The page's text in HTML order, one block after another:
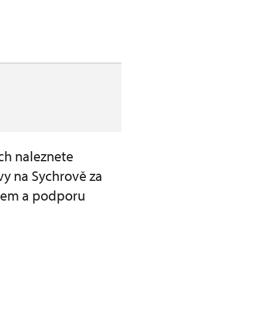
naleznete
na Sychrově za
a podporu